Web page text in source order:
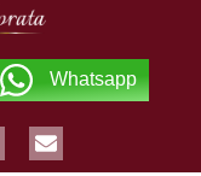
Whatsapp